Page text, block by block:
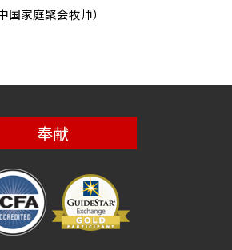
国家庭聚会牧师）
奉献